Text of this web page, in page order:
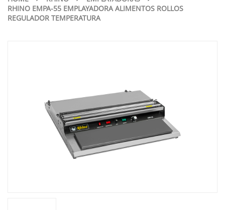
RHINO EMPA-55 EMPLAYADORA ALIMENTOS ROLLOS
REGULADOR TEMPERATURA